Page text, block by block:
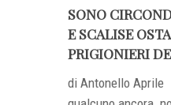
SONO
E SCALISE
PRIGIONIERI
di Antonello